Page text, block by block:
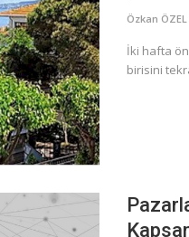
Özkan ÖZEL
İki hafta
birisini